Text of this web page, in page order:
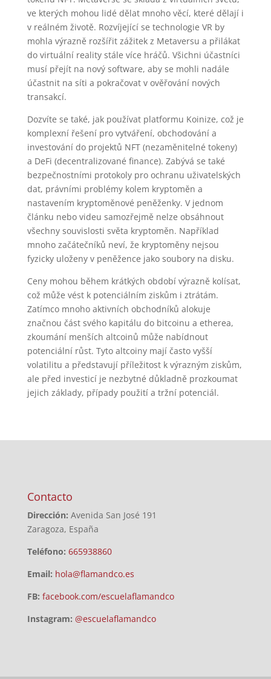
ve kterých mohou lidé dělat mnoho věcí, které dělají i
v reálném životě. Rozvíjející se technologie VR by
mohla výrazně rozšířit zážitek z Metaversu a přilákat
do virtuální reality stále více hráčů. Všichni účastníci
musí přejít na nový software, aby se mohli nadále
účastnit na síti a pokračovat v ověřování nových
transakcí.
Dozvíte se také, jak používat platformu Koinize, což je
komplexní řešení pro vytváření, obchodování a
investování do projektů NFT (nezaměnitelné tokeny)
a DeFi (decentralizované finance). Zabývá se také
bezpečnostními protokoly pro ochranu uživatelských
dat, právními problémy kolem kryptoměn a
nastavením kryptoměnové peněženky. V jednom
článku nebo videu samozřejmě nelze obsáhnout
všechny souvislosti světa kryptoměn. Například
mnoho začátečníků neví, že kryptoměny nejsou
fyzicky uloženy v peněžence jako soubory na disku.
Ceny mohou během krátkých období výrazně kolísat,
což může vést k potenciálním ziskům i ztrátám.
Zatímco mnoho aktivních obchodníků alokuje
značnou část svého kapitálu do bitcoinu a etherea,
zkoumání menších altcoinů může nabídnout
potenciální růst. Tyto altcoiny mají často vyšší
volatilitu a představují příležitost k výrazným ziskům,
ale před investicí je nezbytné důkladně prozkoumat
jejich základy, případy použití a tržní potenciál.
Contacto
Dirección: Avenida San José 191
Zaragoza, España
Teléfono: 665938860
Email: hola@flamandco.es
FB: facebook.com/escuelaflamandco
Instagram: @escuelaflamandco